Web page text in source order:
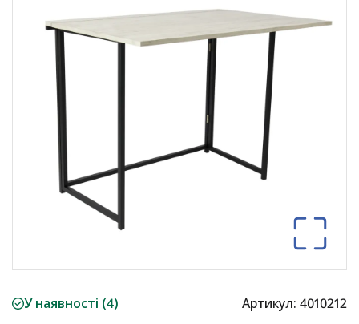
У наявності (4) Артикул: 4010212